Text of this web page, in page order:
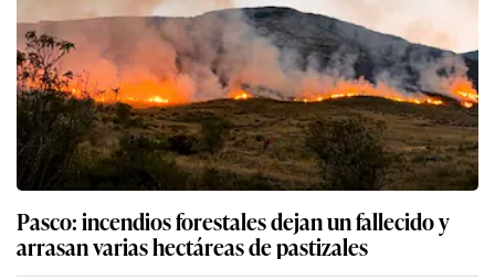
Pasco: incendios forestales dejan un fallecido y
arrasan varias hectáreas de pastizales